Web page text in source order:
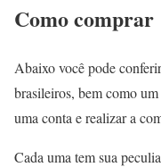
Como comprar
Abaixo você pode
brasileiros, bem como
uma conta e realizar a
Cada uma tem sua